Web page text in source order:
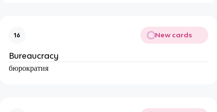
16 New cards
Bureaucracy
бюрократия